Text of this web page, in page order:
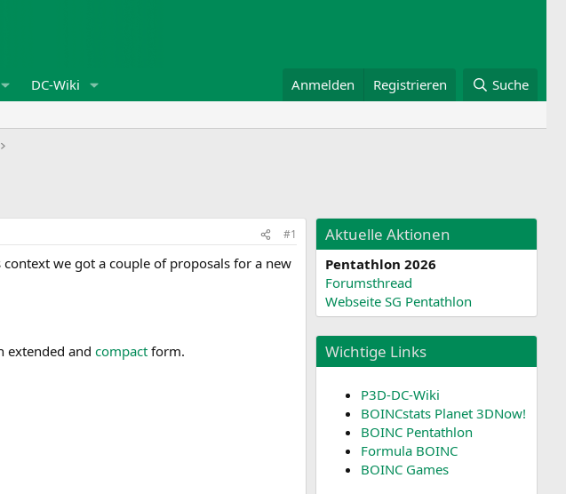
DC-Wiki Anmelden Registrieren Suche
#1
we got a couple of proposals for a new
extended and compact form.
Aktuelle Aktionen
Pentathlon 2026
Forumsthread
Webseite SG Pentathlon
Wichtige Links
P3D-DC-Wiki
BOINCstats Planet 3DNow!
BOINC Pentathlon
Formula BOINC
BOINC Games